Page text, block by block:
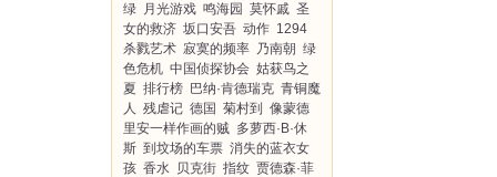
绿 月光游戏 鸣海园 莫怀戚 圣
女的救济 坂口安吾 动作 1294
杀戮艺术 寂寞的频率 乃南朝 绿
色危机 中国侦探协会 姑获鸟之
夏 排行榜 巴纳·肯德瑞克 青铜魔
人 残虐记 德国 菊村到
像蒙德
里安一样作画的贼 多萝西·B·休
斯 到坟场的车票 消失的蓝衣女
孩 香水 贝克街 指纹 贾德森·菲